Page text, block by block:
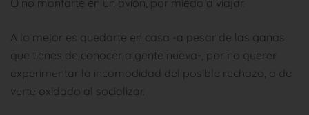
O no montarte en un avión, por miedo a viajar.
A lo mejor es quedarte en casa -a pesar de las ganas
que tienes de conocer a gente nueva-, por no querer
experimentar la incomodidad del posible rechazo, o de
verte oxidado al socializar.